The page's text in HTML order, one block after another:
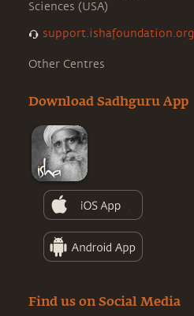
Sciences (USA)
support.ishafoundation.org
Other Centres
Download Sadhguru App
Find us on Social Media